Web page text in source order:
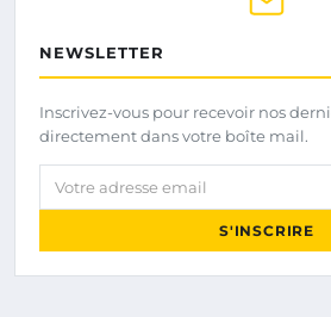
NEWSLETTER
Inscrivez-vous pour recevoir nos
directement dans votre boîte mail.
Votre adresse email
S'INSCRIRE